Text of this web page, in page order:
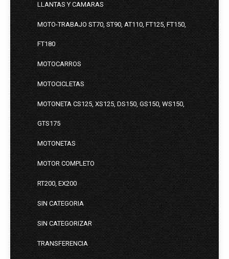
LLANTAS Y CAMARAS
MOTO-TRABAJO ST70, ST90, AT110, FT125, FT150,
FT180
MOTOCARROS
MOTOCICLETAS
MOTONETA CS125, XS125, DS150, GS150, WS150,
GTS175
MOTONETAS
MOTOR COMPLETO
RT200, EX200
SIN CATEGORIA
SIN CATEGORIZAR
TRANSFERENCIA